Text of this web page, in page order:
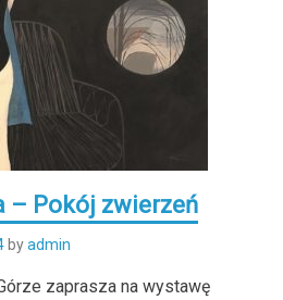
– Pokój zwierzeń
byadmin
zaprasza na wystawę